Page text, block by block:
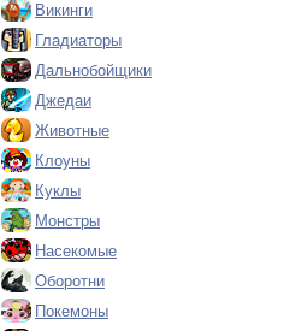
Викинги
Гладиаторы
Дальнобойщики
Джедаи
Животные
Клоуны
Куклы
Монстры
Насекомые
Оборотни
Покемоны